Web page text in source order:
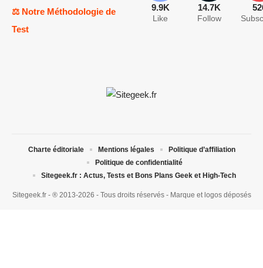
⚖️ Notre Méthodologie de
Test
9.9K
Like
14.7K
Follow
Sitegeek.fr - ® 2013-2026 - Tous droits réservés - Marque et logos déposés
Charte éditoriale Mentions légales
Politique d’affiliation
Politique de confidentialité
Sitegeek.fr : Actus, Tests et Bons Plans Geek et High-Tech